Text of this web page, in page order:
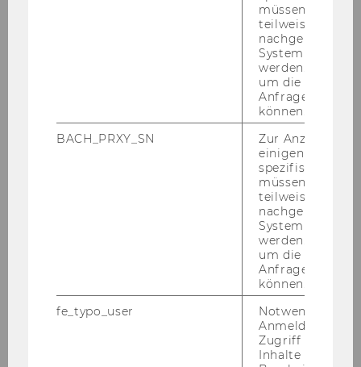
Datenbanken
Neue Datenbanken & Testzugänge
müssen
teilweise von
nachgelagerten
System
werden.
um die Antwort
Anfrage
können.
BACH_PRXY_SN
Zur Anzeige von
einigen WU-
spezifischen
müssen
teilweise von
nachgelagerten
System
werden.
um die Antwort
Anfrage
können.
fe_typo_user
Notwendig für
Anmeldung und
Zugriff auf
Inhalte oder zur